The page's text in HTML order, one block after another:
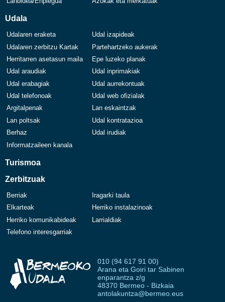
Udala
Udalaren eraketa
Udal izapideak
Udalaren zerbitzu Kartak
Partehartzeko aukerak
Herritarren asetasun maila
Epe luzeko planak
Udal araudiak
Udal inprimakiak
Udal erabagiak
Udal aurrekontuak
Udal telefonoak
Udal web ofizialak
Argitalpenak
Lan eskaintzak
Lan poltsak
Udal kontratazioa
Berhaz
Udal irudiak
Informatzaileen kanala
Turismoa
Zerbitzuak
Berriak
Iragarki taula
Elkarteak
Herriko instalazinoak
Herriko komunikabideak
Larrialdiak
Telefono interesgarriak
010 (94 617 91 00)
Arana eta Goiri tar Sabinen
enparantza z/g
48370 Bermeo - Bizkaia
antolakuntza@bermeo.eus